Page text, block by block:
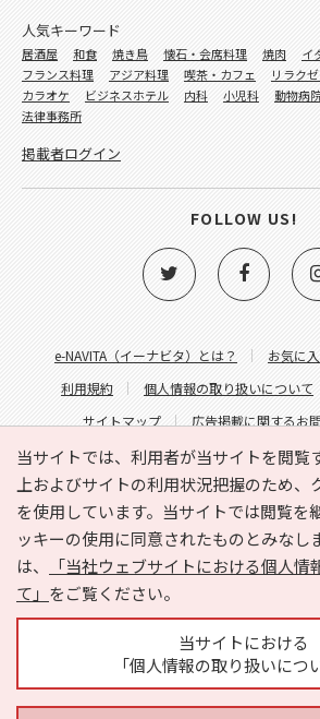
当サイトでは、利用者が当サイトを閲覧
上およびサイトの利用状況把握のため、
を使用しています。当サイトでは閲覧を
ッキーの使用に同意されたものとみなし
は、
「当社ウェブサイトにおける個人
て」 をご覧ください。
当サイトにおける
「個人情報の取り扱いにつ
e-NAVITA（イーナビタ）とは？ お気に
利用規約
個人情報の取り扱いについて
サイトマップ
広告掲載に関するお
サイトの内容に関するお問い
人気キーワード
居酒屋 和食 焼き鳥 懐石・会席料理 焼肉
イ
フランス料理
アジア料理 喫茶・カフェ リラク
カラオケ
ビジネスホテル 内科 小児科 動物病
法律事務所
掲載者ログイン
FOLLOW US!
Copyright © HYOJITO.Co.,Ltd. All Rights